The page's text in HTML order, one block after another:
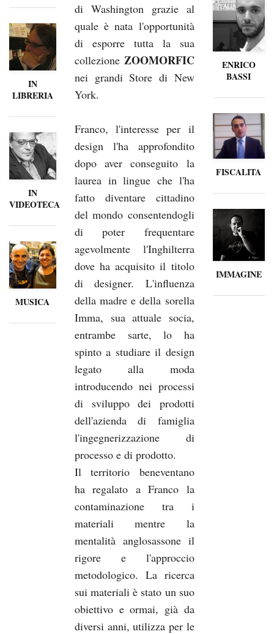
IN
LIBRERIA
IN
VIDEOTECA
MUSICA
di Washington grazie al
quale è nata l'opportunità
di esporre tutta la sua
collezione ZOOMORFIC
nei grandi Store di New
York.
Franco, l'interesse per il
design l'ha approfondito
dopo aver conseguito la
laurea in lingue che l'ha
fatto diventare cittadino
del mondo consentendogli
di poter frequentare
agevolmente l'Inghilterra
dove ha acquisito il titolo
di designer. L'influenza
della madre e della sorella
Imma, sua attuale socia,
entrambe sarte, lo ha
spinto a studiare il design
legato alla moda
introducendo nei processi
di sviluppo dei prodotti
dell'azienda di famiglia
l'ingegnerizzazione di
processo e di prodotto.
Il territorio beneventano
ha regalato a Franco la
contaminazione tra i
materiali mentre la
mentalità anglosassone il
rigore e l'approccio
metodologico. La ricerca
sui materiali è stato un suo
obiettivo e ormai, già da
diversi anni, utilizza per le
ENRICO
BASSI
FISCALITA
IMMAGINE